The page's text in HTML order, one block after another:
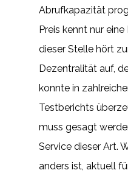
Abrufkapazität
Preis kennt nur
dieser Stelle hört
Dezentralität auf,
konnte in
Testberichts
muss gesagt
Service dieser Art.
anders ist, aktuell